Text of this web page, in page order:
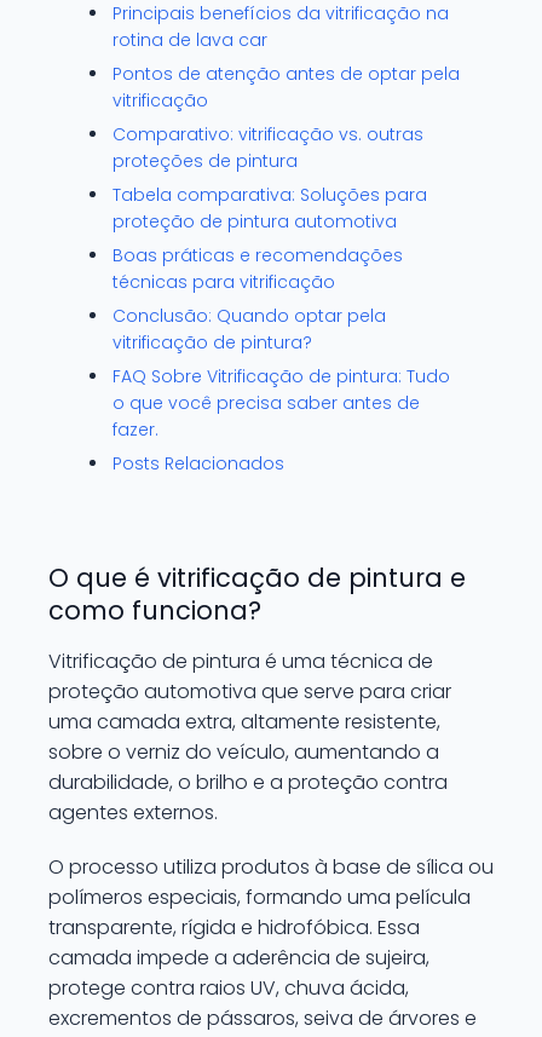
Principais benefícios da vitrificação na
rotina de lava car
Pontos de atenção antes de optar pela
vitrificação
Comparativo: vitrificação vs. outras
proteções de pintura
Tabela comparativa: Soluções para
proteção de pintura automotiva
Boas práticas e recomendações
técnicas para vitrificação
Conclusão: Quando optar pela
vitrificação de pintura?
FAQ Sobre Vitrificação de pintura: Tudo
o que você precisa saber antes de
fazer.
Posts Relacionados
O que é vitrificação de pintura e
como funciona?
Vitrificação de pintura é uma técnica de
proteção automotiva que serve para criar
uma camada extra, altamente resistente,
sobre o verniz do veículo, aumentando a
durabilidade, o brilho e a proteção contra
agentes externos.
O processo utiliza produtos à base de sílica ou
polímeros especiais, formando uma película
transparente, rígida e hidrofóbica. Essa
camada impede a aderência de sujeira,
protege contra raios UV, chuva ácida,
excrementos de pássaros, seiva de árvores e